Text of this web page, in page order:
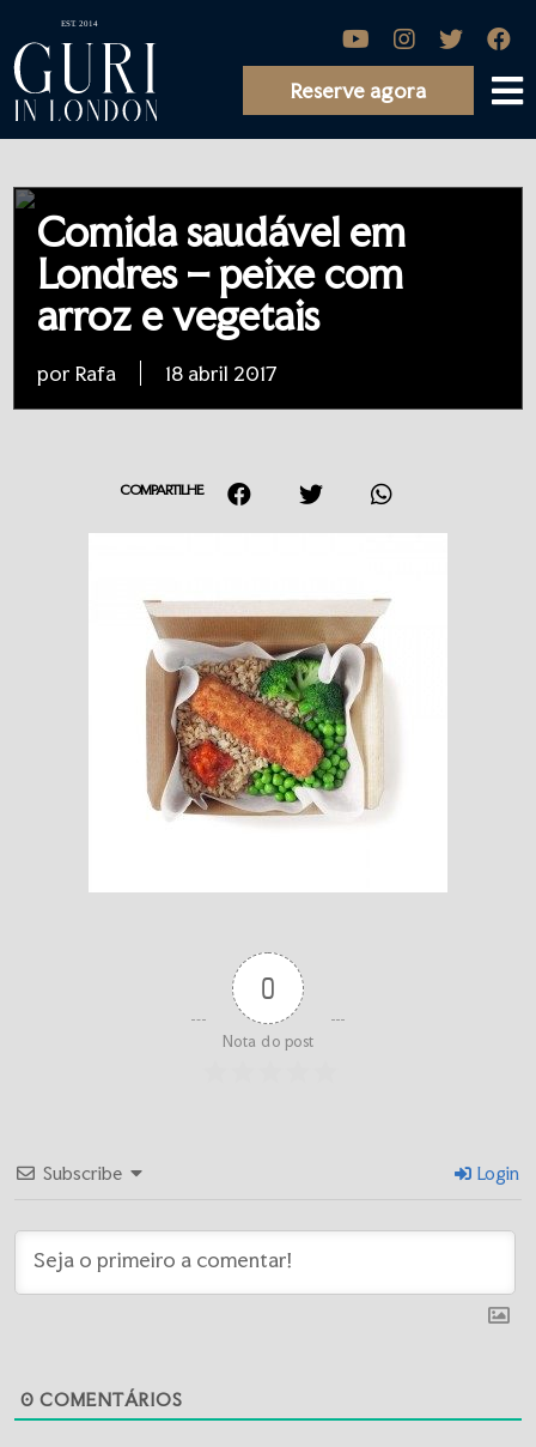
Reserve agora
Comida saudável em
Londres – peixe com
arroz e vegetais
por Rafa 18 abril 2017
COMPARTILHE
0
Nota do post
Subscribe Login
0 COMENTÁRIOS